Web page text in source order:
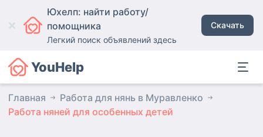
Юхелп: найти работу/
помощника
Легкий поиск объявлений здесь
Скачать
YouHelp
Главная
Работа для нянь в Муравленко
Работа няней для особенных детей